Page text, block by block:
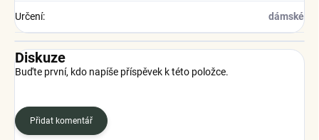
Určení: dámské
Diskuze
Buďte první, kdo napíše příspěvek k této položce.
Přidat komentář